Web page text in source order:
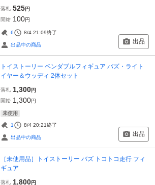
落札 525円
開始 100円
6 8/4 21:09終了
出品中の商品 出品
トイストーリー ベンダブルフィギュア バズ・ライト
イヤー＆ウッディ 2体セット
落札 1,300円
開始 1,300円
未使用
1 8/4 20:21終了
出品中の商品 出品
［未使用品］トイストーリー バズ トコトコ走行 フィ
ギュア
落札 1,800円